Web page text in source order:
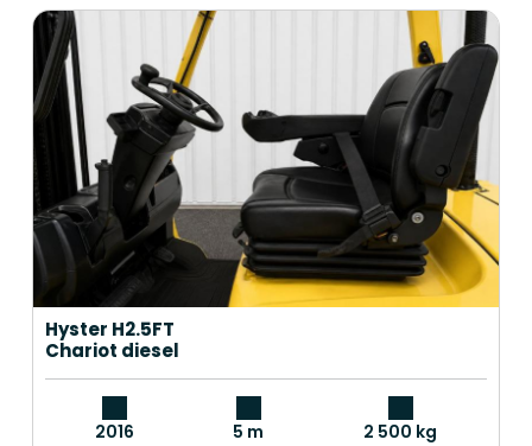
Hyster H2.5FT
Chariot diesel
2016 5 m 2 500 kg